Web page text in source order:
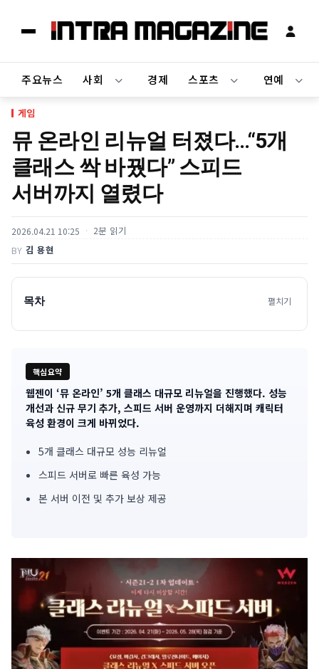
주요뉴스 사회 경제 스포츠 연예
게임
뮤 온라인 리뉴얼 터졌다…“5개
클래스 싹 바꿨다” 스피드
서버까지 열렸다
2026.04.21 10:25 2분 읽기
BY 김 용현
목차 펼치기
핵심요약
기
사
핵
심
웹젠이 ‘뮤 온라인’ 5개 클래스 대규모 리뉴얼을 진행했다. 성능
개선과 신규 무기 추가, 스피드 서버 운영까지 더해지며 캐릭터
육성 환경이 크게 바뀌었다.
5개 클래스 대규모 성능 리뉴얼
스피드 서버로 빠른 육성 가능
본 서버 이전 및 추가 보상 제공